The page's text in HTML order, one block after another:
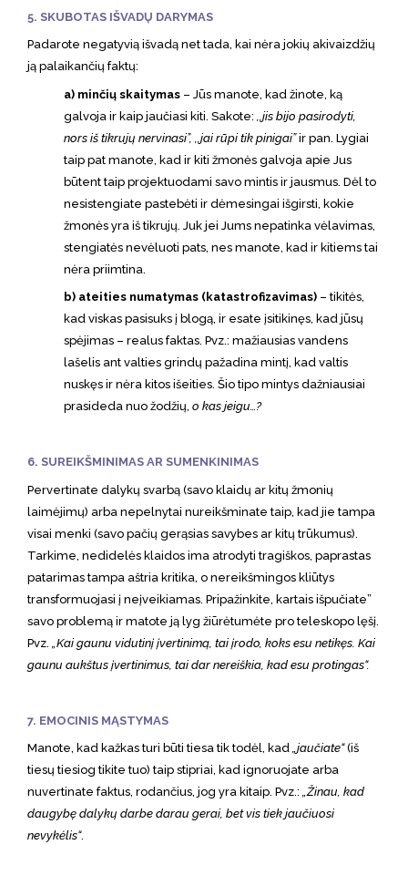
5. SKUBOTAS IŠVADŲ DARYMAS
Padarote negatyvią išvadą net tada, kai nėra jokių akivaizdžių
ją palaikančių faktų:
a) minčių skaitymas– Jūs manote, kad žinote, ką
galvoja ir kaip jaučiasi kiti. Sakote:
,,jis bijo pasirodyti,
nors iš tikrujų nervinasi”, ,,jai rūpi tik pinigai”ir pan. Lygiai
taip pat manote, kad ir kiti žmonės galvoja apie Jus
būtent taip projektuodami savo mintis ir jausmus. Dėl to
nesistengiate pastebėti ir dėmesingai išgirsti, kokie
žmonės yra iš tikrujų. Juk jei Jums nepatinka vėlavimas,
stengiatės nevėluoti pats, nes manote, kad ir kitiems tai
nėra priimtina.
b) ateities numatymas (katastrofizavimas)– tikitės,
kad viskas pasisuks į blogą, ir esate įsitikinęs, kad jūsų
spėjimas – realus faktas. Pvz.: mažiausias vandens
lašelis ant valties grindų pažadina mintį, kad valtis
nuskęs ir nėra kitos išeities. Šio tipo mintys dažniausiai
prasideda nuo žodžių, o kas jeigu…?
6. SUREIKŠMINIMAS AR SUMENKINIMAS
Pervertinate dalykų svarbą (savo klaidų ar kitų žmonių
laimėjimų) arba nepelnytai nureikšminate taip, kad jie tampa
visai menki (savo pačių gerąsias savybes ar kitų trūkumus).
Tarkime, nedidelės klaidos ima atrodyti tragiškos, paprastas
patarimas tampa aštria kritika, o nereikšmingos kliūtys
transformuojasi į neįveikiamas. Pripažinkite, kartais išpučiate”
savo problemą ir matote ją lyg žiūrėtumėte pro teleskopo lęšį.
Pvz.
„Kai gaunu vidutinį įvertinimą, tai įrodo, koks esu netikęs. Kai
gaunu aukštus įvertinimus, tai dar nereiškia, kad esu protingas“.
7. EMOCINIS MĄSTYMAS
Manote, kad kažkas turi būti tiesa tik todėl, kad „jaučiate“(iš
tiesų tiesiog tikite tuo) taip stipriai, kad ignoruojate arba
nuvertinate faktus, rodančius, jog yra kitaip. Pvz.: „Žinau, kad
daugybę dalykų darbe darau gerai, bet vis tiek jaučiuosi
nevykėlis“.